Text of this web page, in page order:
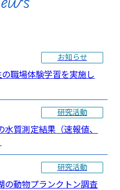
お知らせ
職場体験学習を実施し
研究活動
質測定結果（速報値、
研究活動
の動物プランクトン調査